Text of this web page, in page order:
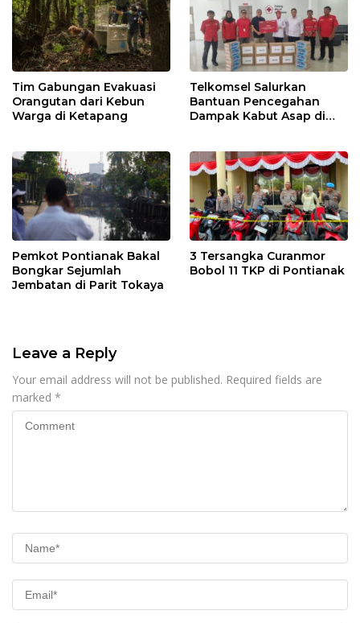
Tim Gabungan Evakuasi
Orangutan dari Kebun
Warga di Ketapang
Telkomsel Salurkan
Bantuan Pencegahan
Dampak Kabut Asap di
Pemkot Pontianak Bakal
Bongkar Sejumlah
Jembatan di Parit Tokaya
3 Tersangka Curanmor
Bobol 11 TKP di Pontianak
Leave a Reply
Your email address will not be published. Required fields are
marked *